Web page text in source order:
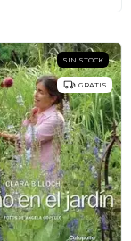
SIN STOCK
GRATIS